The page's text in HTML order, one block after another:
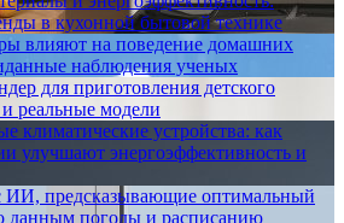
в кухонной бытовой технике
влияют на поведение домашних
наблюдения ученых
для приготовления детского
реальные модели
климатические устройства: как
улучшают энергоэффективность и
ИИ, предсказывающие оптимальный
данным погоды и расписанию